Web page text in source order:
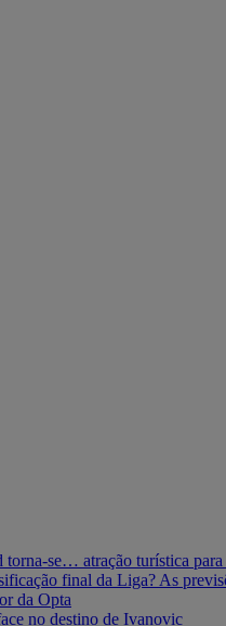
torna-se… atração turística para
final da Liga? As
da Opta
no destino de Ivanovic